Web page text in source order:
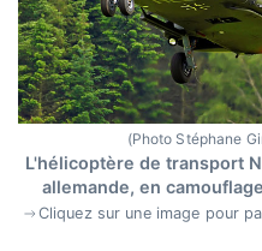
(Photo Stéphane
L'hélicoptère de transport
allemande, en
Cliquez sur une image pour